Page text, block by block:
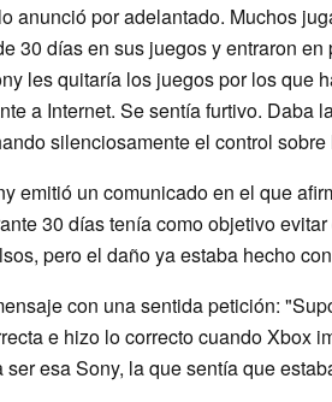
anunció por adelantado. Muchos
30 días en sus juegos y entraron
les quitaría los juegos por los que
a Internet. Se sentía furtivo. Daba
silenciosamente el control
emitió un comunicado en el que
30 días tenía como objetivo
pero el daño ya estaba hecho
con una sentida petición:
e hizo lo correcto cuando Xbox
ser esa Sony, la que sentía que